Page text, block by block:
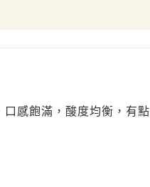
感飽滿，酸度均衡，有點